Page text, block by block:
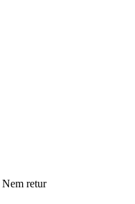
Nem retur